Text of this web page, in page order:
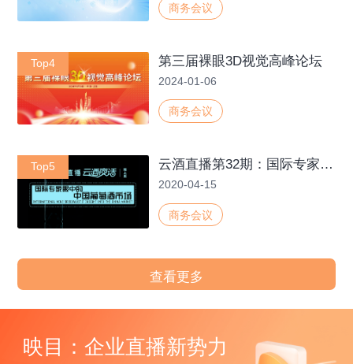
商务会议
Top4 第三届裸眼3D视觉高峰论坛
2024-01-06
商务会议
Top5 云酒直播第32期：国际专家眼中的中国葡萄酒市场
2020-04-15
商务会议
查看更多
映目：企业直播新势力